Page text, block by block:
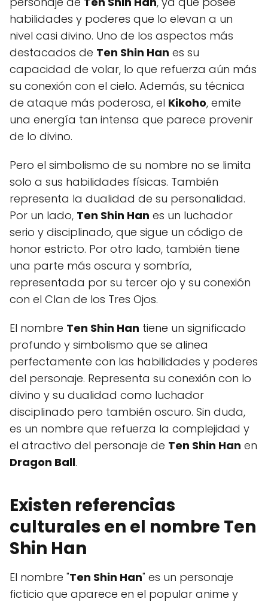
habilidades y poderes que lo elevan a un
nivel casi divino. Uno de los aspectos más
destacados de Ten Shin Han es su
capacidad de volar, lo que refuerza aún más
su conexión con el cielo. Además, su técnica
de ataque más poderosa, el Kikoho, emite
una energía tan intensa que parece provenir
de lo divino.
Pero el simbolismo de su nombre no se limita
solo a sus habilidades físicas. También
representa la dualidad de su personalidad.
Por un lado, Ten Shin Han es un luchador
serio y disciplinado, que sigue un código de
honor estricto. Por otro lado, también tiene
una parte más oscura y sombría,
representada por su tercer ojo y su conexión
con el Clan de los Tres Ojos.
El nombre Ten Shin Han tiene un significado
profundo y simbolismo que se alinea
perfectamente con las habilidades y poderes
del personaje. Representa su conexión con lo
divino y su dualidad como luchador
disciplinado pero también oscuro. Sin duda,
es un nombre que refuerza la complejidad y
el atractivo del personaje de Ten Shin Han en
Dragon Ball.
Existen referencias
culturales en el nombre Ten
Shin Han
El nombre "Ten Shin Han" es un personaje
ficticio que aparece en el popular anime y